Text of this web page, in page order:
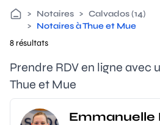
> Notaires > Calvados (14)
> Notaires à Thue et Mue
8 résultats
Prendre RDV en ligne avec
Thue et Mue
Emmanuelle